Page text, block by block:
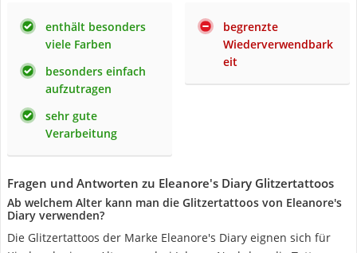
enthält besonders
viele Farben
besonders einfach
aufzutragen
sehr gute
Verarbeitung
begrenzte
Wiederverwendbark
eit
Fragen und Antworten zu Eleanore's Diary Glitzertattoos
Ab welchem Alter kann man die Glitzertattoos von Eleanore's
Diary verwenden?
Die Glitzertattoos der Marke Eleanore's Diary eignen sich für